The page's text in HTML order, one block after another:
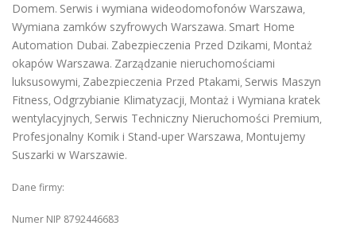
Domem. Serwis i wymiana wideodomofonów Warszawa,
Wymiana zamków szyfrowych Warszawa. Smart Home
Automation Dubai. Zabezpieczenia Przed Dzikami, Montaż
okapów Warszawa. Zarządzanie nieruchomościami
luksusowymi, Zabezpieczenia Przed Ptakami, Serwis Maszyn
Fitness, Odgrzybianie Klimatyzacji, Montaż i Wymiana kratek
wentylacyjnych, Serwis Techniczny Nieruchomości Premium,
Profesjonalny Komik i Stand-uper Warszawa, Montujemy
Suszarki w Warszawie.
Dane firmy:
Numer NIP 8792446683